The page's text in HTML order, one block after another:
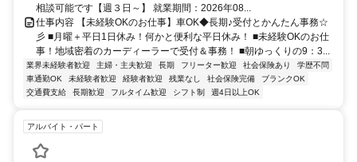
相談可能です【週３日～】 就業期間：2026年08...
仕事内容 【未経験OKのお仕事】車OK◆長期♪受付とかんたん事務☆
彡 ■月曜＋平日1日休み！何かと便利な平日休み！ ■未経験OKのお仕
事！地域密着のカーディーラーで受付＆事務！ ■朝ゆっくりの9：3...
業界未経験者歓迎 主婦・主夫歓迎 長期 フリーター歓迎 社会保険あり
学歴不問
車通勤OK
未経験者歓迎 経験者歓迎 残業なし 社会保険完備
ブランクOK
交通費支給
長期歓迎 フルタイム歓迎 シフト制 週4日以上OK
アルバイト・パート